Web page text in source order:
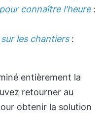
connaître l'heure:
les chantiers:
entièrement la
retourner au
obtenir la solution